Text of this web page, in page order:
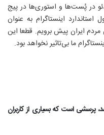
در پُست‌ها و استوری‌ها درپیج
استاندارد اینستاگرام به عنوان
ایران پیش برویم. قطعا این
ما بی‌تاثیر نخواهد بود.
پرسشی است که بسیاری از کاربران